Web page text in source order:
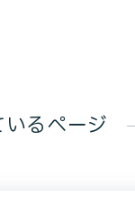
るページ